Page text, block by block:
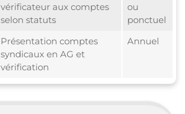
vérificateur aux comptes
selon statuts
ou
ponctuel
Présentation comptes
syndicaux en AG et
vérification
Annuel